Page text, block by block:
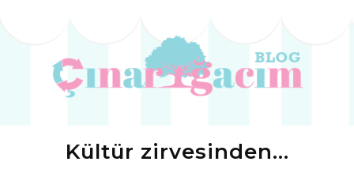
Kültür zirvesinden…